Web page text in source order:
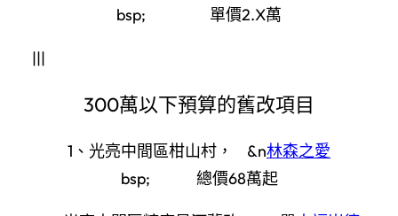
bsp; 單價2.X萬
|||
300萬以下預算的舊改項目
1、光亮中間區柑山村， &n林森之愛
bsp; 總價68萬起